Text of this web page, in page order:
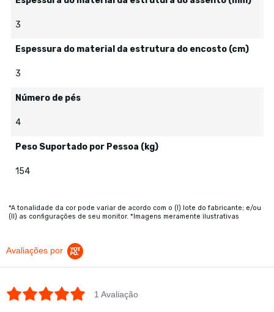
3
Espessura do material da estrutura do encosto (cm)
3
Número de pés
4
Peso Suportado por Pessoa (kg)
154
*A tonalidade da cor pode variar de acordo com o (I) lote do fabricante; e/ou
(II) as configurações de seu monitor. *Imagens meramente ilustrativas
Avaliações por
5.0 star rating
1 Avaliação